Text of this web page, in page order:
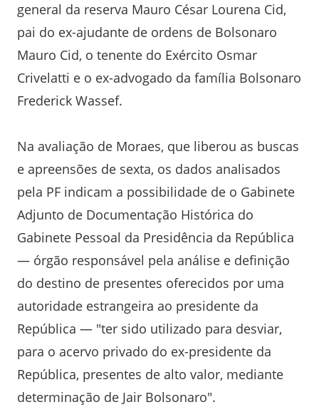
general da reserva Mauro César Lourena Cid,
pai do ex-ajudante de ordens de Bolsonaro
Mauro Cid, o tenente do Exército Osmar
Crivelatti e o ex-advogado da família Bolsonaro
Frederick Wassef.
Na avaliação de Moraes, que liberou as buscas
e apreensões de sexta, os dados analisados
pela PF indicam a possibilidade de o Gabinete
Adjunto de Documentação Histórica do
Gabinete Pessoal da Presidência da República
— órgão responsável pela análise e definição
do destino de presentes oferecidos por uma
autoridade estrangeira ao presidente da
República — "ter sido utilizado para desviar,
para o acervo privado do ex-presidente da
República, presentes de alto valor, mediante
determinação de Jair Bolsonaro".